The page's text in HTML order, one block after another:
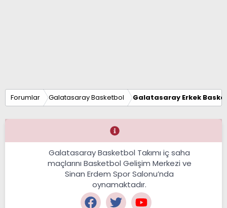
Forumlar Galatasaray Basketbol Galatasaray Erkek
Galatasaray Basketbol Takımı iç saha
maçlarını Basketbol Gelişim Merkezi ve
Sinan Erdem Spor Salonu’nda
oynamaktadır.